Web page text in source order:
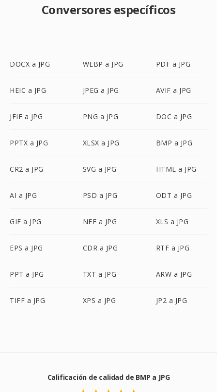
Conversores específicos
DOCX a JPG WEBP a JPG PDF a JPG
HEIC a JPG JPEG a JPG AVIF a JPG
JFIF a JPG PNG a JPG DOC a JPG
PPTX a JPG XLSX a JPG BMP a JPG
CR2 a JPG SVG a JPG HTML a JPG
AI a JPG PSD a JPG ODT a JPG
GIF a JPG NEF a JPG XLS a JPG
EPS a JPG CDR a JPG RTF a JPG
PPT a JPG TXT a JPG ARW a JPG
TIFF a JPG XPS a JPG JP2 a JPG
Calificación de calidad de BMP a JPG